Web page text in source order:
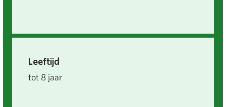
Leeftijd
tot 8 jaar